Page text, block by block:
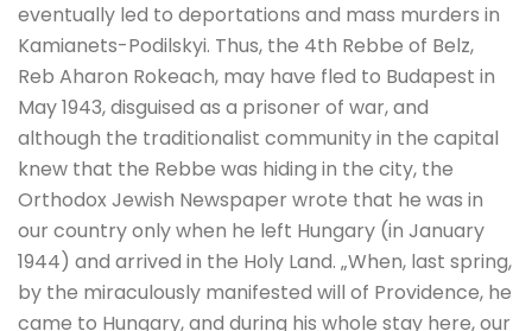
eventually led to deportations and mass murders in
Kamianets-Podilskyi. Thus, the 4th Rebbe of Belz,
Reb Aharon Rokeach, may have fled to Budapest in
May 1943, disguised as a prisoner of war, and
although the traditionalist community in the capital
knew that the Rebbe was hiding in the city, the
Orthodox Jewish Newspaper wrote that he was in
our country only when he left Hungary (in January
1944) and arrived in the Holy Land. „When, last spring,
by the miraculously manifested will of Providence, he
came to Hungary, and during his whole stay here, our